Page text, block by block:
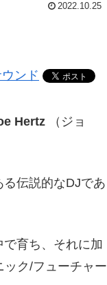
2022.10.25
Hertz （ジョ
る伝説的なDJであ
育ち、それに加
ック/フューチャー